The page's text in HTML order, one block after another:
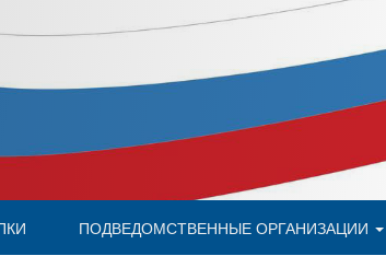
ПОДВЕДОМСТВЕННЫЕ ОРГАНИЗАЦИИ